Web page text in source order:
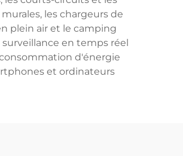
les chargeurs de
plein air et le camping
en temps réel
d'énergie
et ordinateurs